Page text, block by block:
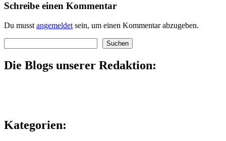
Schreibe einen Kommentar
Du musst angemeldet sein, um einen Kommentar abzugeben.
Suchen
Die Blogs unserer Redaktion:
Kategorien: